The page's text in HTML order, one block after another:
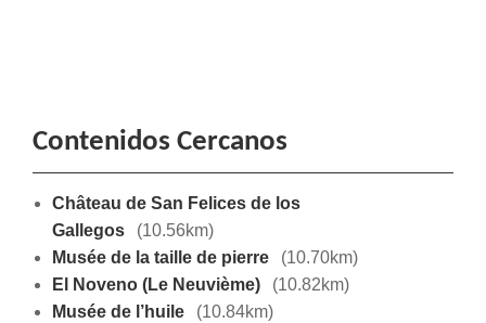
Contenidos Cercanos
Château de San Felices de los
Gallegos
(10.56km)
Musée de la taille de pierre
(10.70km)
El Noveno (Le Neuvième)
(10.82km)
Musée de l’huile
(10.84km)